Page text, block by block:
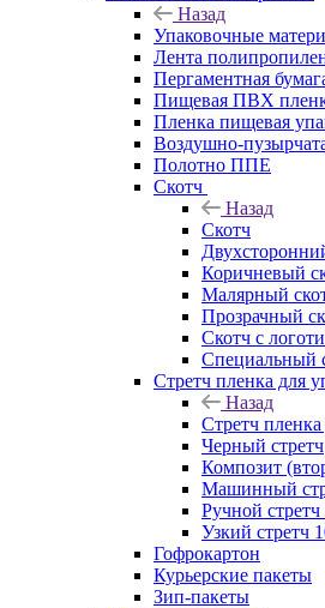
Назад
Упаковочные
Лента
Пергаментная
Пищевая ПВХ
Пленка пищевая
Воздушно-
Полотно ППЕ
Скотч
Назад
Скотч
Коричневый
Малярный
Прозрачный
Скотч с
Специальный
Стретч пленка для
Назад
Стретч
Черный стретч
Композит
Машинный
Ручной
Узкий стретч
Гофрокартон
Курьерские пакеты
Зип-пакеты